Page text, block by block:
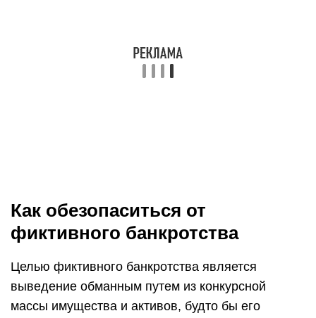
Как обезопаситься от
фиктивного банкротства
Целью фиктивного банкротства является
выведение обманным путем из конкурсной
массы имущества и активов, будто бы его